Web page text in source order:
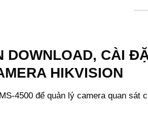
DOWNLOAD, CÀI
HIKVISION
4500 để quản lý camera quan